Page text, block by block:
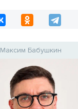
Максим Бабушкин